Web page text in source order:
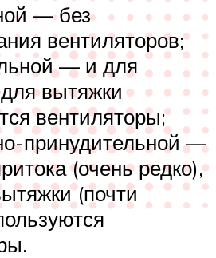
— без
вентиляторов;
— и для
вытяжки
вентиляторы;
принудительной —
(очень редко),
(почти